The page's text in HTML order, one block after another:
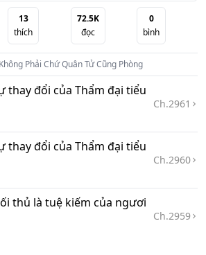
tử tranh vị, chỉ thiếu một bước là thua
mắt chờ chết, chỉ có người ấy bước
gia tính mạng hộ tống nàng trở về
tử.”
biến thành công, đăng cơ xưng đế.
cho người ấy quan cao lộc hậu, quý
bị cự tuyệt. Nàng khẽ cau mày:
sớm tỉnh lại, toàn thân đau nhức,
kẻ nằm bên cạnh:
13
thích
72.5K
đọc
0
bình
Phải Chứ Quân Tử Cũng Phòng
thay đổi của Thẩm đại tiểu
Ch.2961
thay đổi của Thẩm đại tiểu
Ch.2960
thủ là tuệ kiếm của ngươi
Ch.2959